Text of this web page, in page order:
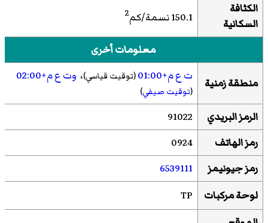
الكثافة
السكانية
150.1 نسمة/كم 2
معلومات أخرى
منطقة زمنية ت ع م+01:00 (توقيت قياسي)، وت ع م+02:00
(توقيت صيفي)
الرمز البريدي
91022
رمز الهاتف
0924
رمز جيونيمز
6539111
لوحة مركبات
TP